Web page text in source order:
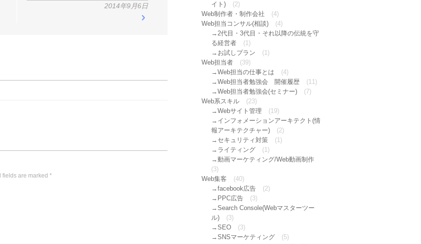
2014年9月6日
are marked *
イト)
(2)
Web制作者・制作会社
(4)
Web担当コンサル(相談)
(4)
2代目・3代目・それ以降の伝統を守
る経営者
(1)
お試しプラン
(1)
Web担当者
(39)
Web担当の仕事とは
(4)
Web担当者勉強会 開催履歴
(11)
Web担当者勉強会(セミナー)
(7)
Web系スキル
(23)
Webサイト管理
(19)
インフォメーションアーキテクト(情
報アーキテクチャー)
(2)
セキュリティ対策
(1)
ライティング
(1)
動画マーケティング/Web動画制作
(3)
Web集客
(40)
facebook広告
(2)
PPC広告
(3)
Search Console(Webマスターツー
ル)
(3)
SEO
(3)
SNSマーケティング
(5)